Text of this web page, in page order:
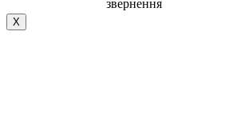
звернення
Х